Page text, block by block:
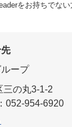
をお持ちでな
ープ
三の丸3-1-2
052-954-6920